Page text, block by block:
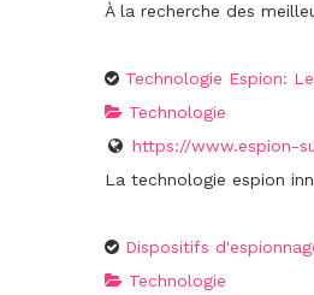
À la recherche des
Technologie Espion:
Technologie
https://www.espion-
La technologie espion
Dispositifs
Technologie